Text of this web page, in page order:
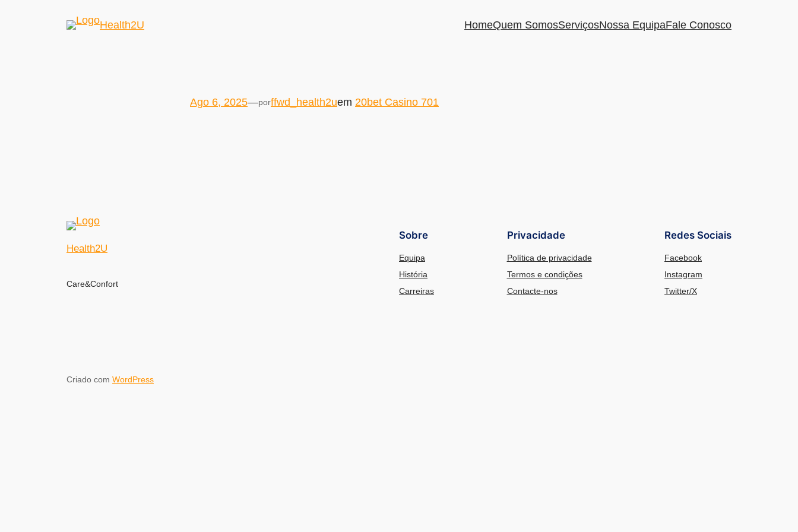
Health2U HomeQuem SomosServiçosNossa EquipaFale Conosco
Ago 6, 2025—porffwd_health2uem 20bet Casino 701
Health2U
Care&Confort
Sobre
Equipa
História
Carreiras
Privacidade
Política de privacidade
Termos e condições
Contacte-nos
Redes Sociais
Facebook
Instagram
Twitter/X
Criado com WordPress